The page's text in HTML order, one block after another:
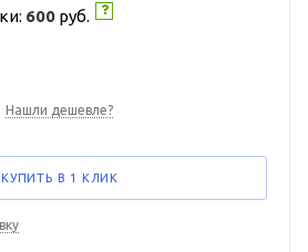
600 руб.
Нашли дешевле?
КУПИТЬ В 1 КЛИК